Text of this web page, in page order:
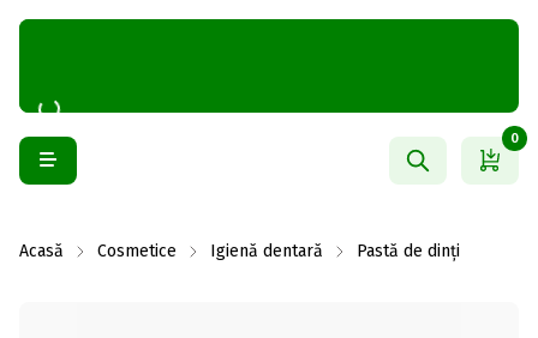
0
Acasă Cosmetice Igienă dentară Pastă de dinți